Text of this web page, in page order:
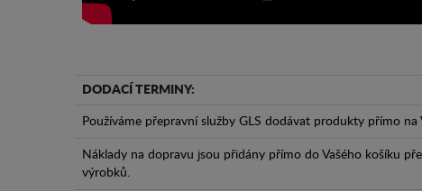
DODACÍ TERMINY:
Používáme přepravní služby GLS dodávat produkty přímo na
Náklady na dopravu jsou přidány přímo do Vašého košíku
výrobků.